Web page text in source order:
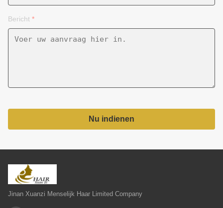
Bericht *
Nu indienen
Jinan Xuanzi Menselijk Haar Limited Company